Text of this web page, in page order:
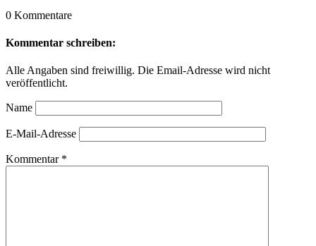
0 Kommentare
Kommentar schreiben:
Alle Angaben sind freiwillig. Die Email-Adresse wird nicht
veröffentlicht.
Name
E-Mail-Adresse
Kommentar *